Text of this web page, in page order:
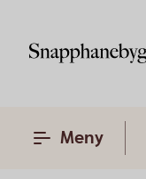
Meny